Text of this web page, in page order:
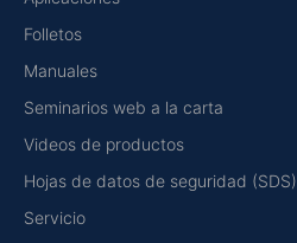
Folletos
Manuales
Seminarios web a la carta
Videos de productos
Hojas de datos de seguridad (SDS)
Servicio